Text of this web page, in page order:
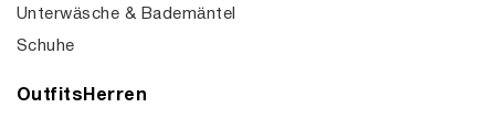
Unterwäsche & Bademäntel
Schuhe
OutfitsHerren